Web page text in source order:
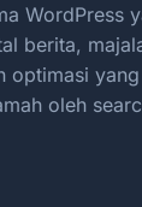
WordPress
berita,
optimasi
oleh